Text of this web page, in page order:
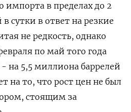
импорта в пределах до 2
сутки в ответ на резкие
не редкость, однако
по май того года
на 5,5 миллиона баррелей
на то, что рост цен не был
стоящим за